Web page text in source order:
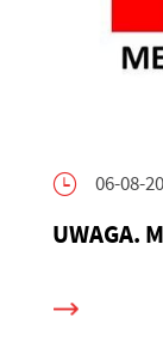
06-08-
UWAGA.